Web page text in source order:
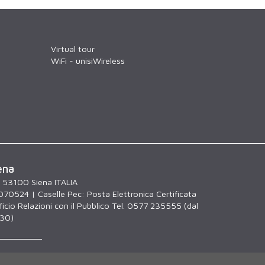
Virtual tour
WiFi - unisiWireless
Siena ITALIA
| Caselle Pec: Posta Elettronica Certificata
Relazioni con il Pubblico Tel. 0577 235555 (dal